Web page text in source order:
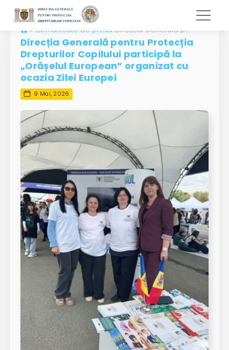
» Comunicate de presă Direcția Generală pentru Protecția Drepturilor Copilului participă la „Orășelul European” organizat cu ocazia Zilei Europei
Direcția Generală pentru Protecția
Drepturilor Copilului participă la
„Orășelul European” organizat cu
ocazia Zilei Europei
9 Mai, 2026